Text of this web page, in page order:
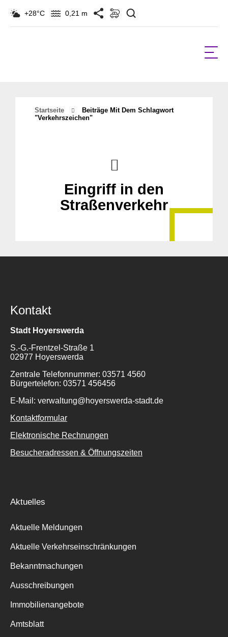
+28°C 0,21 m
Startseite
Beiträge Mit Dem Schlagwort
"verkehrszeichen"
Eingriff in den
Straßenverkehr
Kontakt
Stadt Hoyerswerda
S.-G.-Frentzel-Straße 1
02977 Hoyerswerda
Zentrale Telefonnummer: 03571 4560
Bürgertelefon: 03571 456456
E-Mail: verwaltung@hoyerswerda-stadt.de
Kontaktformular
Elektronische Rechnungen
Besucheradressen & Öffnungszeiten
Aktuelles
Aktuelle Meldungen
Aktuelle Verkehrseinschränkungen
Bekanntmachungen
Ausschreibungen
Immobilienangebote
Amtsblatt